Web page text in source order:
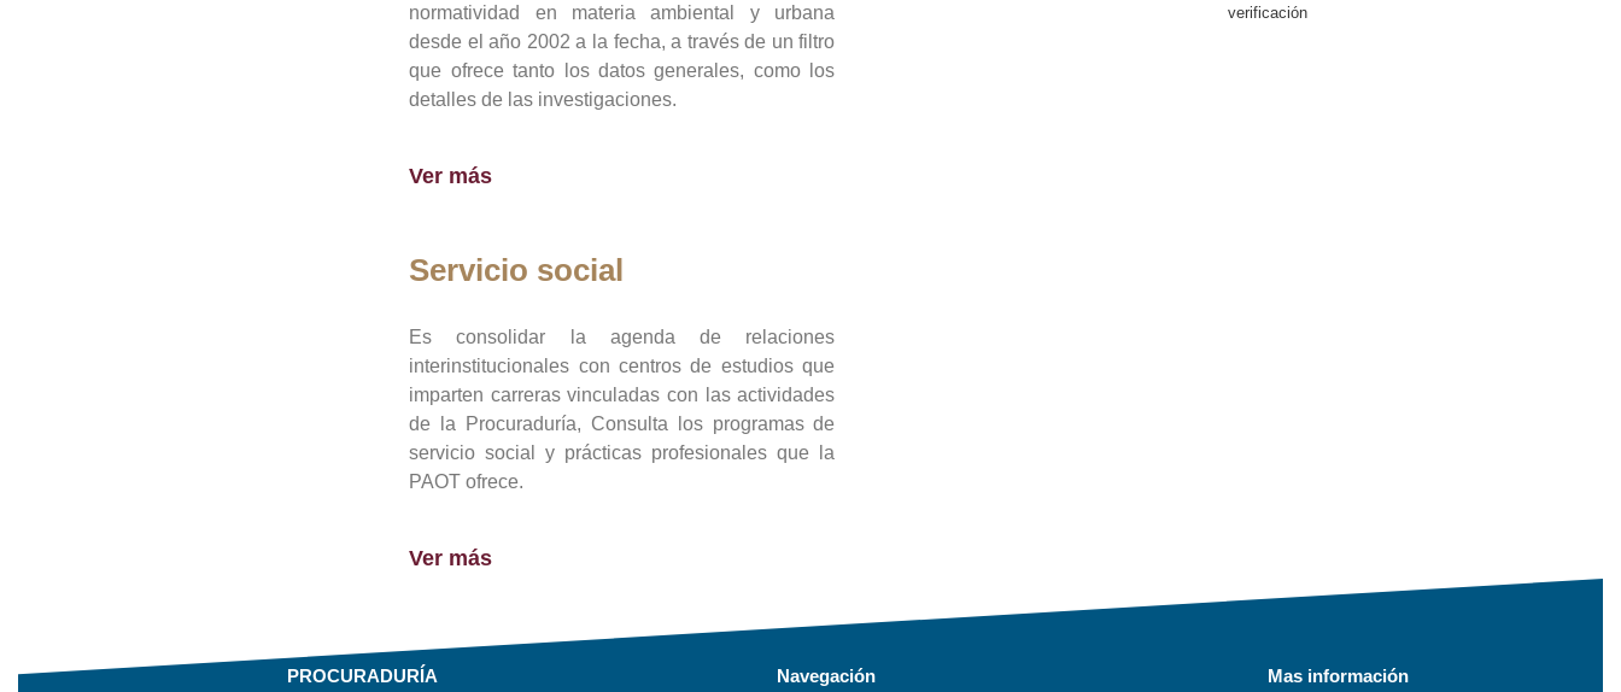
normatividad en materia ambiental y urbana
desde el año 2002 a la fecha, a través de un filtro
que ofrece tanto los datos generales, como los
detalles de las investigaciones.
Ver más
Servicio social
Es consolidar la agenda de relaciones
interinstitucionales con centros de estudios que
imparten carreras vinculadas con las actividades
de la Procuraduría, Consulta los programas de
servicio social y prácticas profesionales que la
PAOT ofrece.
Ver más
verificación
PROCURADURÍA Navegación Mas información